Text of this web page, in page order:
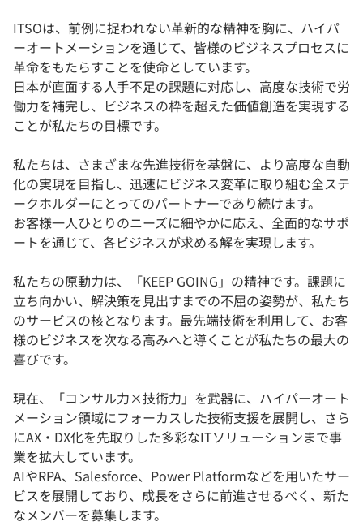
ITSOは、前例に捉われない革新的な精神を胸に、ハイパ
ーオートメーションを通じて、皆様のビジネスプロセスに
革命をもたらすことを使命としています。
日本が直面する人手不足の課題に対応し、高度な技術で労
働力を補完し、ビジネスの枠を超えた価値創造を実現する
ことが私たちの目標です。
私たちは、さまざまな先進技術を基盤に、より高度な自動
化の実現を目指し、迅速にビジネス変革に取り組む全ステ
ークホルダーにとってのパートナーであり続けます。
お客様一人ひとりのニーズに細やかに応え、全面的なサポ
ートを通じて、各ビジネスが求める解を実現します。
私たちの原動力は、「KEEP GOING」の精神です。課題に
立ち向かい、解決策を見出すまでの不屈の姿勢が、私たち
のサービスの核となります。最先端技術を利用して、お客
様のビジネスを次なる高みへと導くことが私たちの最大の
喜びです。
現在、「コンサル力×技術力」を武器に、ハイパーオート
メーション領域にフォーカスした技術支援を展開し、さら
にAX・DX化を先取りした多彩なITソリューションまで事
業を拡大しています。
AIやRPA、Salesforce、Power Platformなどを用いたサー
ビスを展開しており、成長をさらに前進させるべく、新た
なメンバーを募集します。